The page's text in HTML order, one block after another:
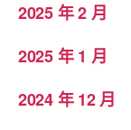
2025 年 2 月
2025 年 1 月
2024 年 12 月